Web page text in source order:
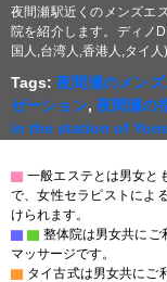
夜間瀬駅近くのメンズエ
院を紹介します。ディノ
国人,台湾人,香港人,タイ
Tags:夜間瀬のメン
ゼーション, 夜間瀬の
in the station of
▇ 一般エステとは男女と
で、女性セラピストによ
けられます。
▇ ▇ 整体院は男女共にご
マッサージです。
▇ タイ古式は男女共にご